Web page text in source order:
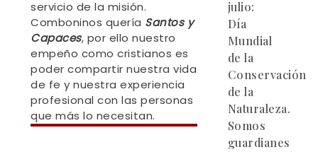
servicio de la misión.
Comboninos quería Santos y
Capaces, por ello nuestro
empeño como cristianos es
poder compartir nuestra vida
de fe y nuestra experiencia
profesional con las personas
que más lo necesitan.
julio:
Día
Mundial
de la
Conservación
de la
Naturaleza.
Somos
guardianes